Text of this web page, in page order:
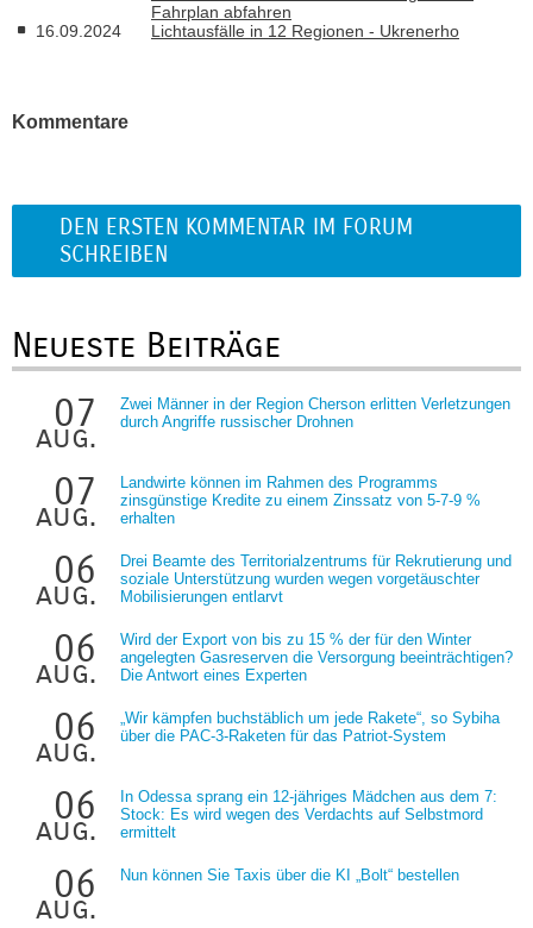
Fahrplan abfahren
16.09.2024
Lichtausfälle in 12 Regionen - Ukrenerho
Kommentare
DEN ERSTEN KOMMENTAR IM FORUM
SCHREIBEN
Neueste Beiträge
07
aug.
Zwei Männer in der Region Cherson erlitten Verletzungen
durch Angriffe russischer Drohnen
07
aug.
Landwirte können im Rahmen des Programms
zinsgünstige Kredite zu einem Zinssatz von 5-7-9 %
erhalten
06
aug.
Drei Beamte des Territorialzentrums für Rekrutierung und
soziale Unterstützung wurden wegen vorgetäuschter
Mobilisierungen entlarvt
06
aug.
Wird der Export von bis zu 15 % der für den Winter
angelegten Gasreserven die Versorgung beeinträchtigen?
Die Antwort eines Experten
06
aug.
„Wir kämpfen buchstäblich um jede Rakete“, so Sybiha
über die PAC-3-Raketen für das Patriot-System
06
aug.
In Odessa sprang ein 12-jähriges Mädchen aus dem 7:
Stock: Es wird wegen des Verdachts auf Selbstmord
ermittelt
06
aug.
Nun können Sie Taxis über die KI „Bolt“ bestellen